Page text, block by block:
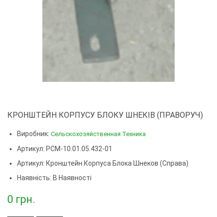
КРОНШТЕЙН КОРПУСУ БЛОКУ ШНЕКІВ (ПРАВОРУЧ)
Виробник: Сельскохозяйственная Техника
Артикул: РСМ-10.01.05.432-01
Артикул: Кронштейн Корпуса Блока Шнеков (справа)
Наявність: В Наявності
0 грн.